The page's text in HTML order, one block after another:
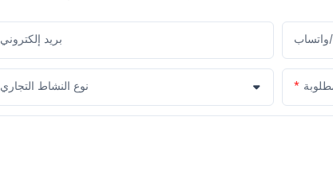
بريد إلكتروني واتساب
نوع النشاط التجاري